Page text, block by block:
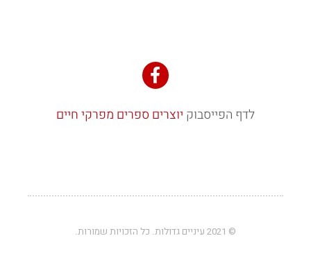
לדף הפייסבוק יוצרים ספרים מפרקי חיים
© 2021 עיניים גדולות. כל הזכויות שמורות.